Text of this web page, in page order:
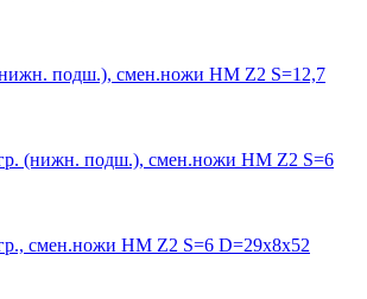
подш.), смен.ножи HM Z2 S=12,7
(нижн. подш.), смен.ножи HM Z2 S=6
смен.ножи HM Z2 S=6 D=29x8x52